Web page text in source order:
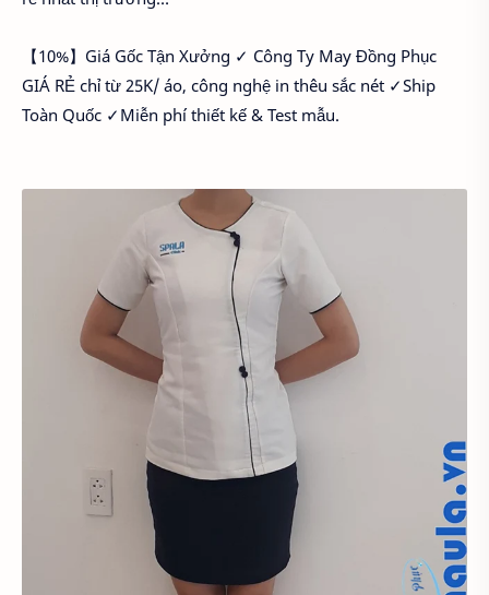
【10%】Giá Gốc Tận Xưởng ✓ Công Ty May Đồng Phục
GIÁ RẺ chỉ từ 25K/ áo, công nghệ in thêu sắc nét ✓Ship
Toàn Quốc ✓Miễn phí thiết kế & Test mẫu.